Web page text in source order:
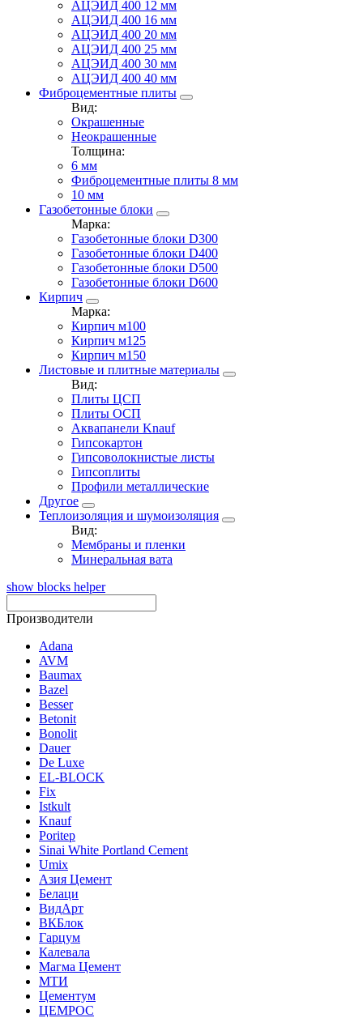
АЦЭИД 400 12 мм
АЦЭИД 400 16 мм
АЦЭИД 400 20 мм
АЦЭИД 400 25 мм
АЦЭИД 400 30 мм
АЦЭИД 400 40 мм
Фиброцементные плиты
Вид:
Окрашенные
Неокрашенные
Толщина:
6 мм
Фиброцементные плиты 8 мм
10 мм
Газобетонные блоки
Марка:
Газобетонные блоки D300
Газобетонные блоки D400
Газобетонные блоки D500
Газобетонные блоки D600
Кирпич
Марка:
Кирпич м100
Кирпич м125
Кирпич м150
Листовые и плитные материалы
Вид:
Плиты ЦСП
Плиты ОСП
Аквапанели Knauf
Гипсокартон
Гипсоволокнистые листы
Гипсоплиты
Профили металлические
Другое
Теплоизоляция и шумоизоляция
Вид:
Мембраны и пленки
Минеральная вата
show blocks helper
Производители
Adana
AVM
Baumax
Bazel
Besser
Betonit
Bonolit
Dauer
De Luxe
EL-BLOCK
Fix
Istkult
Knauf
Poritep
Sinai White Portland Cement
Umix
Азия Цемент
Белаци
ВидАрт
ВКБлок
Гарцум
Калевала
Магма Цемент
МТИ
Цементум
ЦЕМРОС